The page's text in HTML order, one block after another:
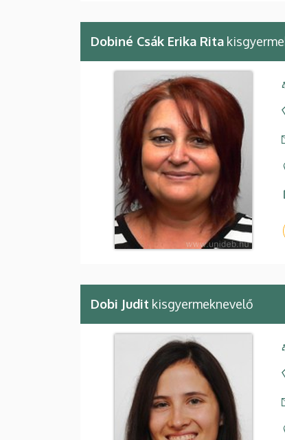
Dobiné Csák Erika Rita
Dobi Judit kisgyermeknevelő